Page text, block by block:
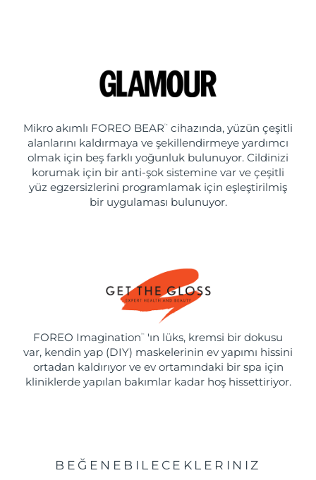
Mikro akımlı FOREO BEAR ™
cihazında, yüzün çeşitli
alanlarını kaldırmaya ve şekillendirmeye yardımcı
olmak için beş farklı yoğunluk bulunuyor. Cildinizi
korumak için bir anti-şok sistemine var ve çeşitli
yüz egzersizlerini programlamak için eşleştirilmiş
bir uygulaması bulunuyor.
FOREO Imagination ™
'ın lüks, kremsi bir dokusu
var, kendin yap (DIY) maskelerinin ev yapımı hissini
ortadan kaldırıyor ve ev ortamındaki bir spa için
kliniklerde yapılan bakımlar kadar hoş hissettiriyor.
BEĞENEBILECEKLERINIZ